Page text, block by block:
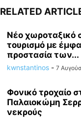
RELATED
Νέο χωροταξικό
τουρισμό με
προστασία των...
kwnstantinos - 7
Φονικό τροχαίο
Παλαιοκώμη
νεκρούς